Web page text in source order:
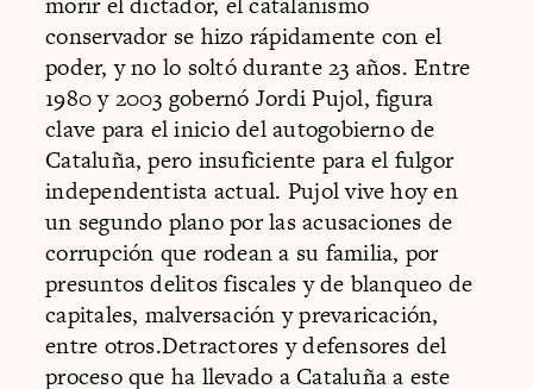
conservador se hizo rápidamente con el
poder, y no lo soltó durante 23 años. Entre
1980 y 2003 gobernó Jordi Pujol, figura
clave para el inicio del autogobierno de
Cataluña, pero insuficiente para el fulgor
independentista actual. Pujol vive hoy en
un segundo plano por las acusaciones de
corrupción que rodean a su familia, por
presuntos delitos fiscales y de blanqueo de
capitales, malversación y prevaricación,
entre otros.Detractores y defensores del
proceso que ha llevado a Cataluña a este